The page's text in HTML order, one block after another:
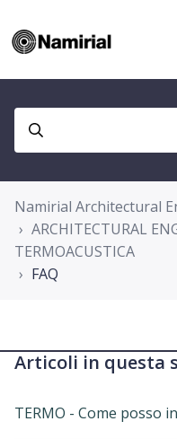
Namirial Architectural
ARCHITECTURAL
TERMOACUSTICA
FAQ
Articoli in questa
TERMO - Come posso